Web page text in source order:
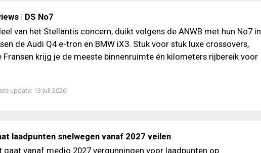
| DS No7
van het Stellantis concern, duikt volgens de ANWB met hun No7 in
de Audi Q4 e-tron en BMW iX3. Stuk voor stuk luxe crossovers,
Fransen krijg je de meeste binnenruimte én kilometers rijbereik voor
update: 13 juli 2026
laadpunten snelwegen vanaf 2027 veilen
gaat vanaf medio 2027 vergunningen voor laadpunten op